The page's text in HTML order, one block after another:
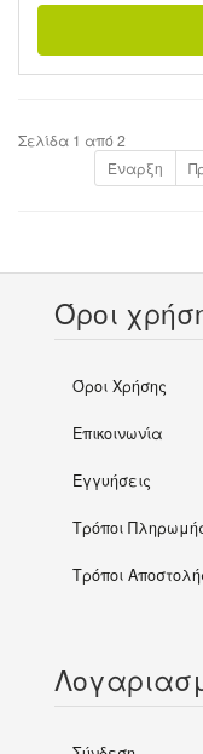
Σελίδα 1 από 2
Έναρξη
Όροι
Όροι Χρήσης
Επικοινωνία
Εγγυήσεις
Τρόποι
Τρόποι